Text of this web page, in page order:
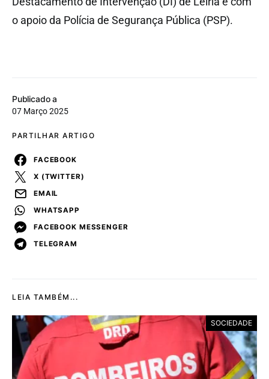
Publicado a
07 Março 2025
PARTILHAR ARTIGO
FACEBOOK
X (TWITTER)
EMAIL
WHATSAPP
FACEBOOK MESSENGER
TELEGRAM
o apoio da Polícia de Segurança Pública (PSP).
LEIA TAMBÉM...
SOCIEDADE